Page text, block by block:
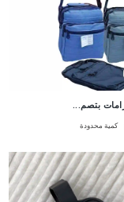
كمية محدودة